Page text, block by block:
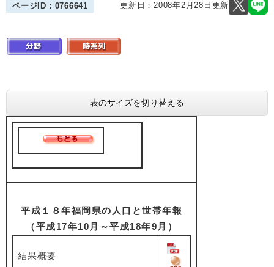
ページID：0766641 更新日：2008年2月28日更新
表のサイズを切り替える
平成１８年福岡県の人口と世帯年報
（平成17年10月～平成18年9月）
結果概要